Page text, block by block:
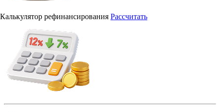
Калькулятор рефинансирования Рассчитать